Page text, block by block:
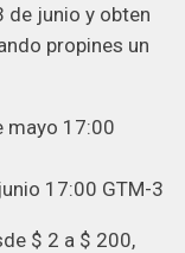
de junio y obten
propines un
mayo 17:00
17:00 GTM-3
$ 2 a $ 200,